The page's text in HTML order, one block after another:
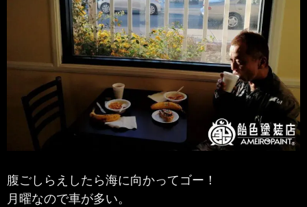
腹ごしらえしたら海に向かってゴー！
月曜なので車が多い。